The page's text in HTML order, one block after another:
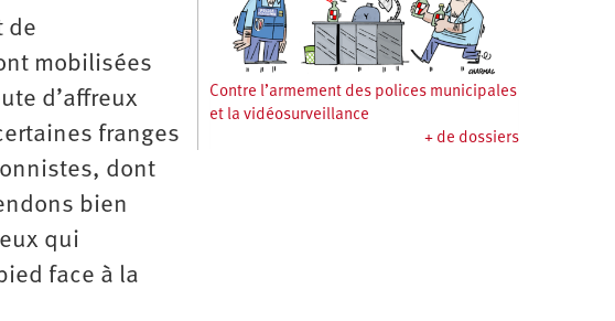
de
mobilisées
d’affreux
franges
dont
bien
qui
face à la
Contre l’armement des polices municipales
et la vidéosurveillance
+ de dossiers